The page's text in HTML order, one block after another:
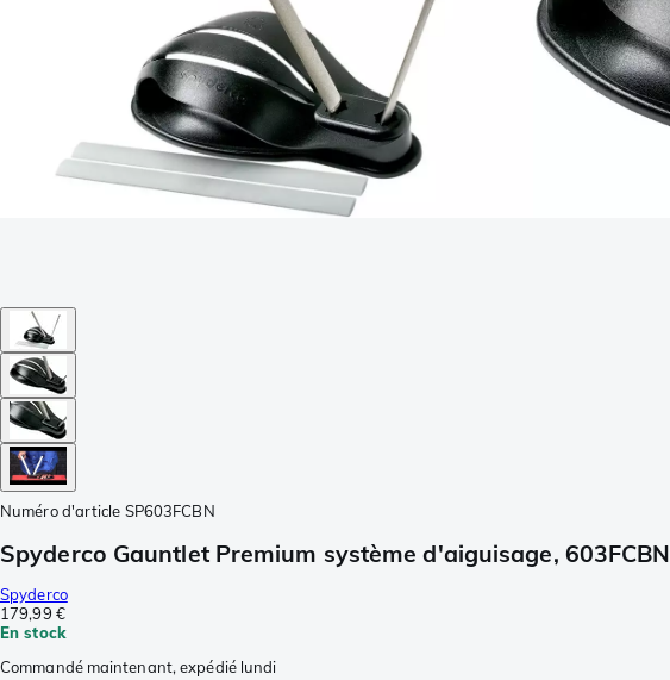
Numéro d'article SP603FCBN
Spyderco Gauntlet Premium système d'aiguisage, 603FCBN
Spyderco
179,99 €
En stock
Commandé maintenant, expédié lundi